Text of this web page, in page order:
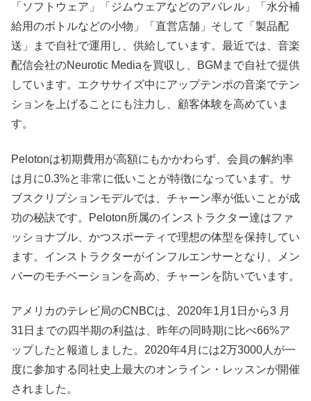
「ソフトウェア」「ジムウェアなどのアパレル」「水分補
給用のボトルなどの小物」「直営店舗」そして「製品配
送」まで自社で運用し、供給しています。最近では、音楽
配信会社のNeurotic Mediaを買収し、BGMまで自社で提供
しています。エクササイズ中にアップテンポの音楽でテン
ションを上げることにも注力し、顧客体験を高めていま
す。
Pelotonは初期費用が高額にもかかわらず、会員の解約率
は月に0.3%と非常に低いことが特徴になっています。サ
ブスクリプションモデルでは、チャーン率が低いことが成
功の秘訣です。Peloton所属のインストラクター達はファ
ッショナブル、かつスポーティで理想の体型を保持してい
ます。インストラクターがインフルエンサーとなり、メン
バーのモチベーションを高め、チャーンを防いでいます。
アメリカのテレビ局のCNBCは、2020年1月1日から3 月
31日までの四半期の利益は、昨年の同時期に比べ66%ア
ップしたと報道しました。2020年4月には2万3000人が一
度に参加する同社史上最大のオンライン・レッスンが開催
されました。